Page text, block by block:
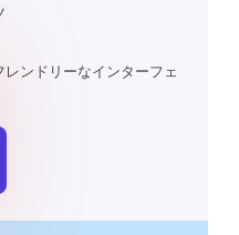
ンドリーなインターフェ